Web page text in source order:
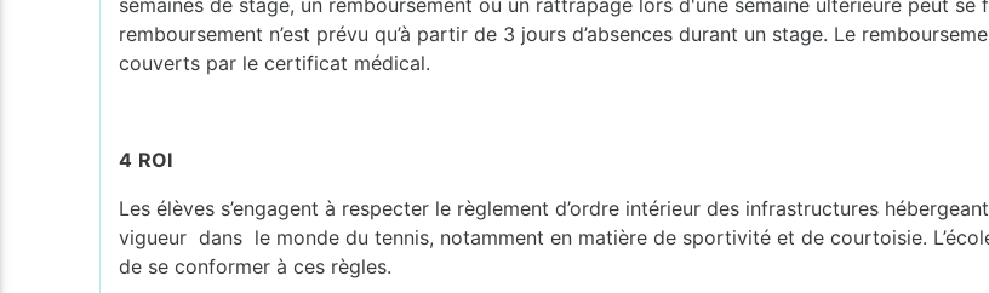
remboursement n’est prévu qu’à partir de 3 jours d’absences durant un stage. Le
couverts par le certificat médical.
4 ROI
Les élèves s’engagent à respecter le règlement d’ordre intérieur des infrastructures
vigueur dans le monde du tennis, notamment en matière de sportivité et de courtoisie.
de se conformer à ces règles.